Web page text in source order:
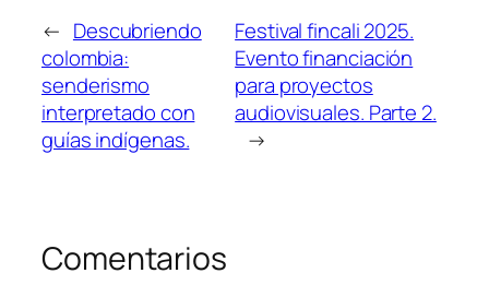
← Descubriendo
colombia:
senderismo
interpretado con
guías indígenas.
Festival fincali 2025.
Evento financiación
para proyectos
audiovisuales. Parte 2.
→
Comentarios